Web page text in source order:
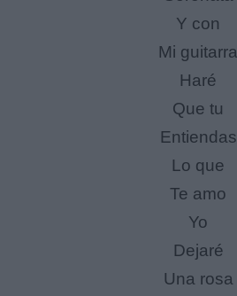
Y con
Mi guitarra
Haré
Que tu
Entiendas
Lo que
Te amo
Yo
Dejaré
Una rosa